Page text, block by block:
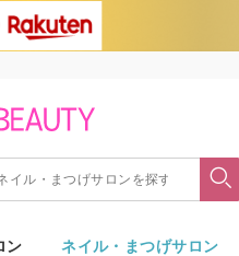
ン ネイル・まつげサロン